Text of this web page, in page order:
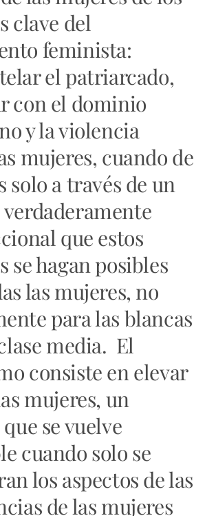
clave del
feminista:
el patriarcado,
con el dominio
y la violencia
mujeres, cuando de
solo a través de un
que estos
se hagan posibles
las mujeres, no
para las blancas
media. El
consiste en elevar
mujeres, un
se vuelve
cuando solo se
los aspectos de las
de las mujeres